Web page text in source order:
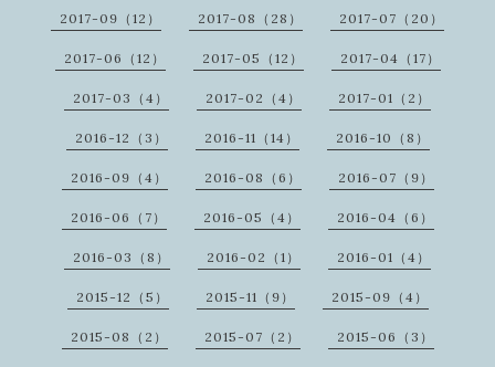
2017-09（12） 2017-08（28） 2017-07（20）
2017-06（12） 2017-05（12） 2017-04（17）
2017-03（4） 2017-02（4） 2017-01（2）
2016-12（3） 2016-11（14） 2016-10（8）
2016-09（4） 2016-08（6） 2016-07（9）
2016-06（7） 2016-05（4） 2016-04（6）
2016-03（8） 2016-02（1） 2016-01（4）
2015-12（5） 2015-11（9） 2015-09（4）
2015-08（2） 2015-07（2） 2015-06（3）